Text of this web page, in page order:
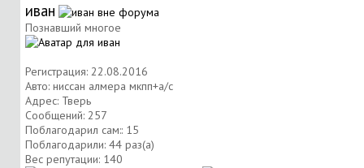
иван
Познавший многое
Регистрация: 22.08.2016
Авто: ниссан алмера мкпп+a/c
Адрес: Тверь
Сообщений: 257
Поблагодарил сам:: 15
Поблагодарили: 44 раз(а)
Вес репутации: 140